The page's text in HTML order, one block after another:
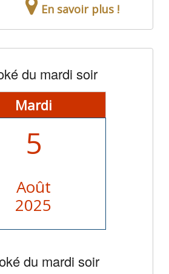
En savoir plus !
du mardi soir
Mardi
5
Août
2025
du mardi soir